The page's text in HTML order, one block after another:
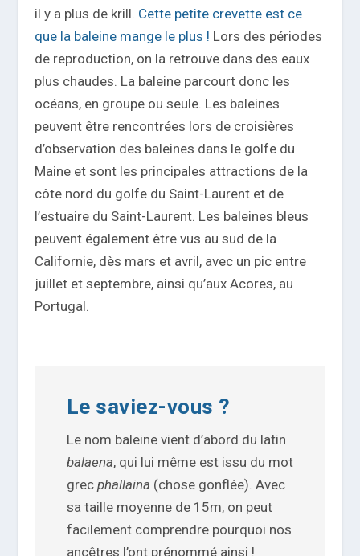
il y a plus de krill. Cette petite crevette est ce
que la baleine mange le plus ! Lors des périodes
de reproduction, on la retrouve dans des eaux
plus chaudes. La baleine parcourt donc les
océans, en groupe ou seule. Les baleines
peuvent être rencontrées lors de croisières
d’observation des baleines dans le golfe du
Maine et sont les principales attractions de la
côte nord du golfe du Saint-Laurent et de
l’estuaire du Saint-Laurent. Les baleines bleus
peuvent également être vus au sud de la
Californie, dès mars et avril, avec un pic entre
juillet et septembre, ainsi qu’aux Acores, au
Portugal.
Le saviez-vous ?
Le nom baleine vient d’abord du latin
balaena, qui lui même est issu du mot
grec phallaina (chose gonflée). Avec
sa taille moyenne de 15m, on peut
facilement comprendre pourquoi nos
ancêtres l’ont prénommé ainsi !